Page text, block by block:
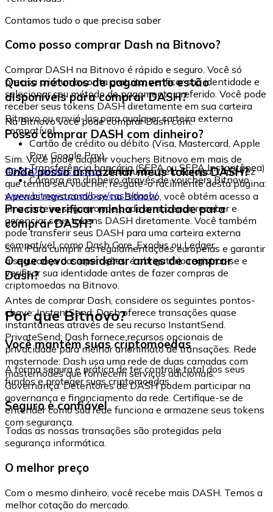
Contamos tudo o que precisa saber
Como posso comprar Dash na Bitnovo?
Comprar DASH na Bitnovo é rápido e seguro. Você só
precisa criar uma conta gratuita, verificar sua identidade e
selecionar seu método de pagamento preferido. Você pode
receber seus tokens DASH diretamente em sua carteira
Bitnovo ou enviá-los para qualquer carteira externa
compatível.
Quais métodos de pagamento estão
disponíveis para comprar DASH?
Na Bitnovo você pode comprar Dash com:
Cartão de crédito ou débito (Visa, Mastercard, Apple
Pay, Google Pay)
Transferência bancária (SEPA ou SEPA Instantânea)
Compra em dinheiro através de vouchers Bitnovo
Posso comprar DASH com dinheiro?
Sim. Você pode adquirir vouchers Bitnovo em mais de
40.000 pontos físicosdistribuídos pela Europa. Uma vez
que tenha seu voucher, resgate-o facilmente desta página:
www.bitnovo.com/buy/cash/dash/
Onde posso armazenar meus tokens DASH?
Apenas registrando-se na Bitnovo, você obtém acesso a
uma carteira segura onde pode armazenar, receber e
gerenciar seus tokens DASH diretamente. Você também
pode transferir seus DASH para uma carteira externa
compatível, como Dash Core, Exodus ou Ledger.
Preciso verificar minha identidade para
comprar DASH?
Sim. Para cumprir as regulamentações europeias e garantir
a segurança das operações, é obrigatório registrar-se e
verificar sua identidade antes de fazer compras de
criptomoedas na Bitnovo.
O que devo considerar antes de comprar
Dash?
Antes de comprar Dash, considere os seguintes pontos-
chave: InstantSend: Dash oferece transações quase
instantâneas através de seu recurso InstantSend.
PrivateSend: Dash fornece recursos opcionais de
privacidade para melhor anonimato de transações. Rede
masternode: Dash usa uma rede de duas camadas com
masternodes que fornecem serviços adicionais.
Governança: Detentores de DASH podem participar na
governança e financiamento da rede. Certifique-se de
entender como sua rede funciona e armazene seus tokens
com segurança.
Por que Bitnovo?
Você mantém suas criptomoedas
A forma segura e prática de ter controle total dos seus
fundos e proteger suas criptomoedas.
Seguro e confiável
Todas as nossas transações são protegidas pela
segurança informática.
O melhor preço
Com o mesmo dinheiro, você recebe mais DASH. Temos a
melhor cotação do mercado.